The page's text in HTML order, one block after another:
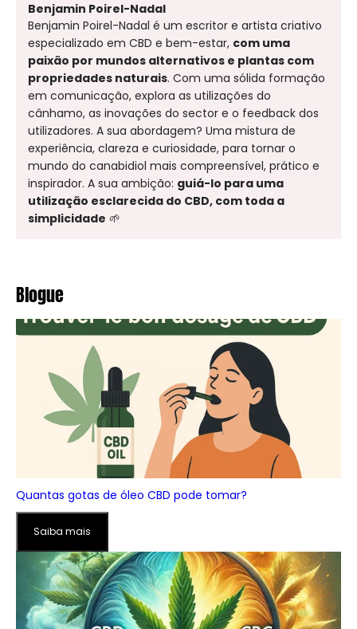
Benjamin Poirel-Nadal
Benjamin Poirel-Nadal é um escritor e artista criativo
especializado em CBD e bem-estar, com uma
paixão por mundos alternativos e plantas com
propriedades naturais. Com uma sólida formação
em comunicação, explora as utilizações do
cânhamo, as inovações do sector e o feedback dos
utilizadores. A sua abordagem? Uma mistura de
experiência, clareza e curiosidade, para tornar o
mundo do canabidiol mais compreensível, prático e
inspirador. A sua ambição: guiá-lo para uma
utilização esclarecida do CBD, com toda a
simplicidade 🌱
Blogue
Quantas gotas de óleo CBD pode tomar?
Saiba mais